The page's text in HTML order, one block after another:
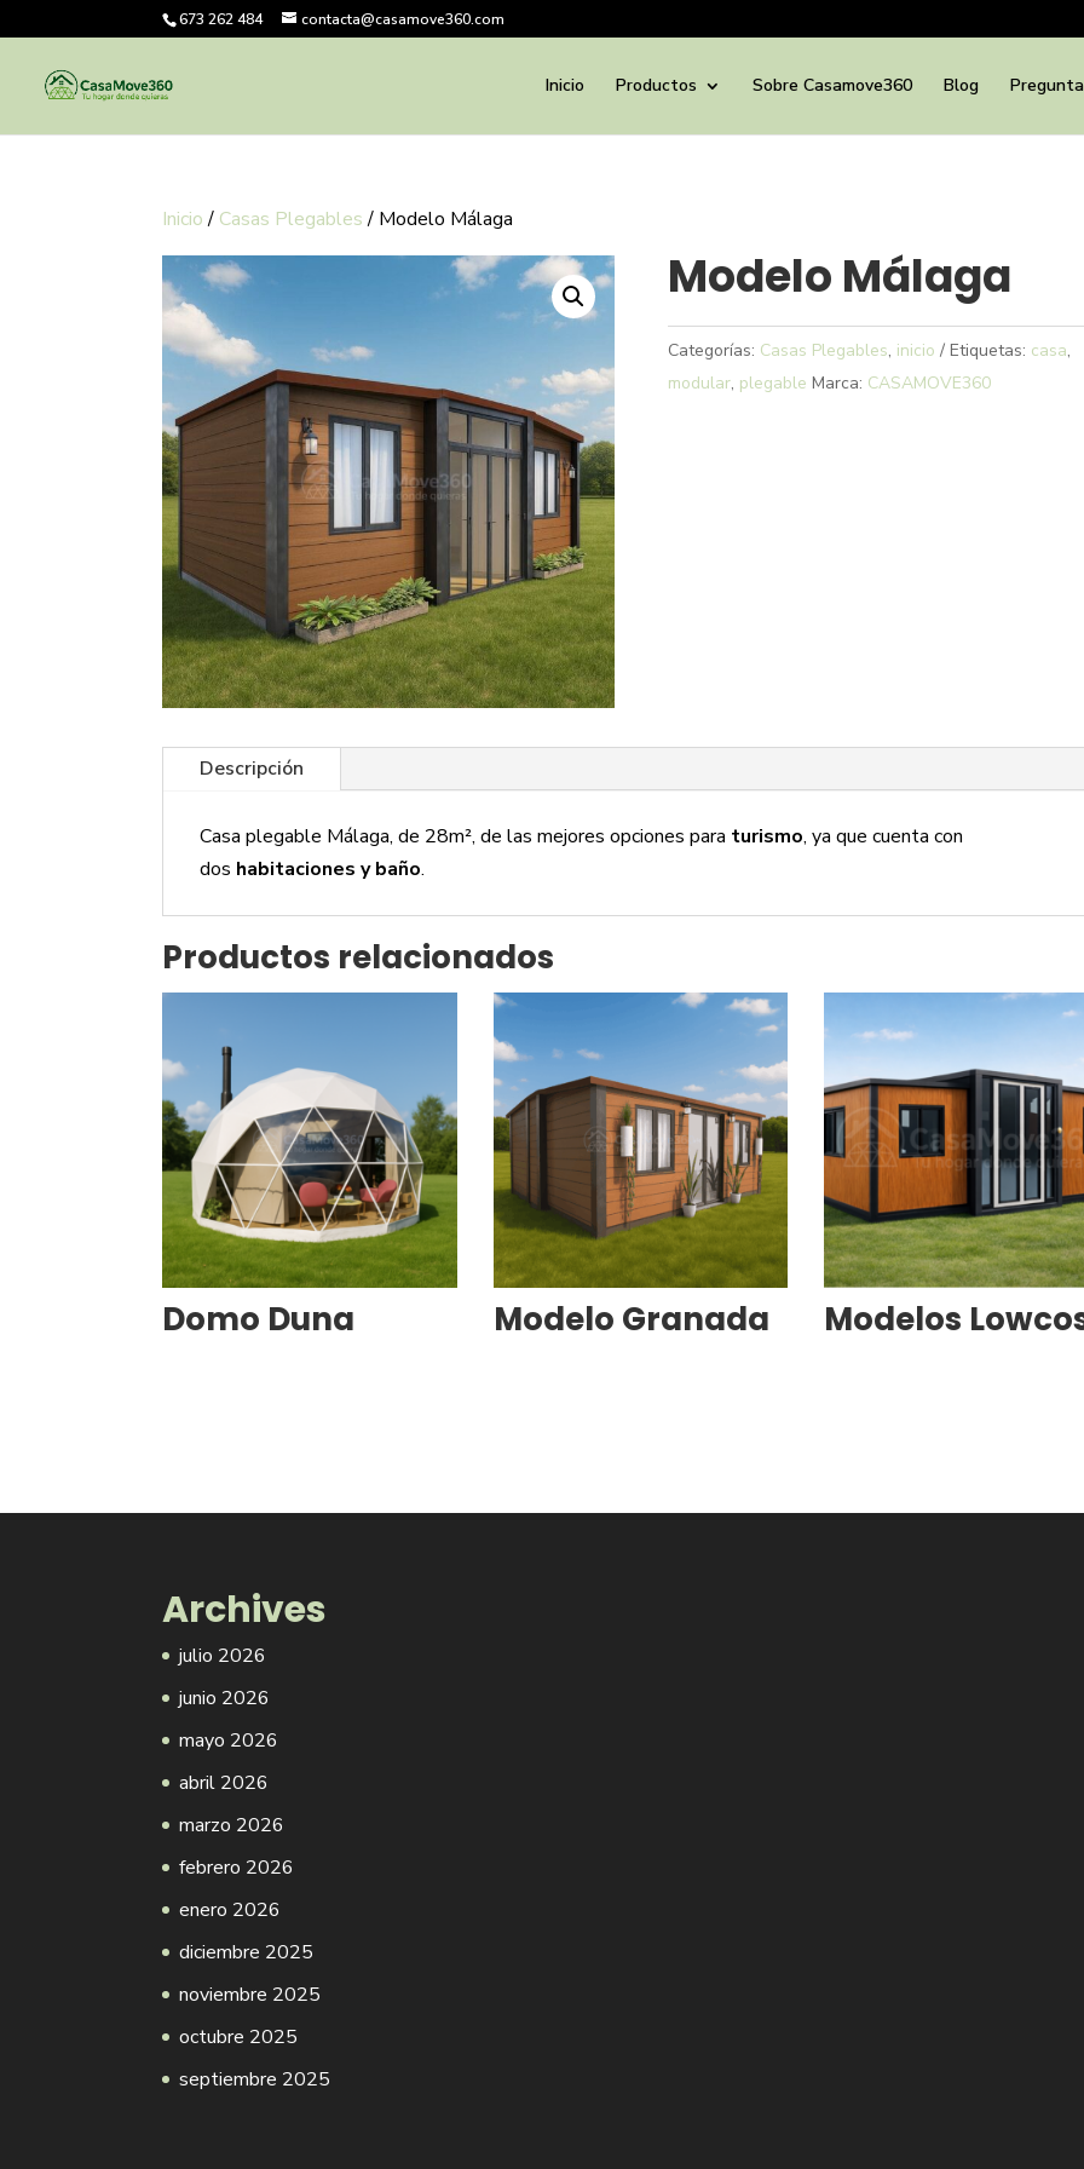
673 262 484 contacta@casamove360.com
Inicio Productos Sobre Casamove360 Blog
Inicio/ Casas Plegables/ Modelo Málaga
Modelo Málaga
Categorías: Casas Plegables, inicio Etiquetas: casa,
modular, plegable Marca: CASAMOVE360
Descripción
Casa plegable Málaga, de 28m², de las mejores opciones para turismo, ya que cuenta con
dos habitaciones y baño.
Productos relacionados
Domo Duna Modelo Granada Modelos
Archives
julio 2026
junio 2026
mayo 2026
abril 2026
marzo 2026
febrero 2026
enero 2026
diciembre 2025
noviembre 2025
octubre 2025
septiembre 2025